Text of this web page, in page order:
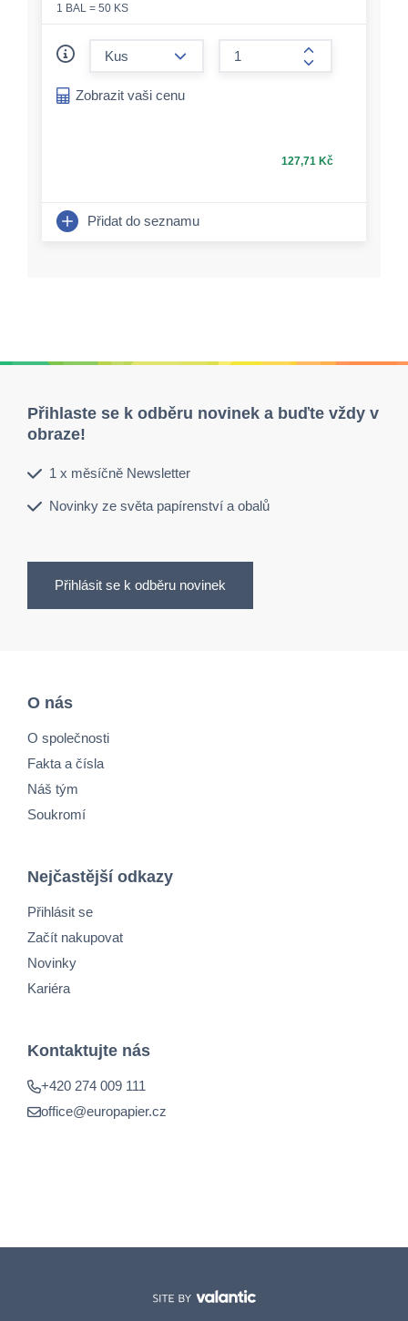
1 BAL = 50 KS
form.increase-
Zobrazit vaši cenu
127,71 Kč
Přidat do seznamu
Přihlaste se k odběru novinek a buďte vždy v
obraze!
1 x měsíčně Newsletter
Novinky ze světa papírenství a obalů
Přihlásit se k odběru novinek
O nás
O společnosti
Fakta a čísla
Náš tým
Soukromí
Nejčastější odkazy
Přihlásit se
Začít nakupovat
Novinky
Kariéra
Kontaktujte nás
+420 274 009 111
office@europapier.cz